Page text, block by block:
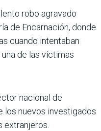
robo agravado
de Encarnación, donde
cuando intentaban
de las víctimas
nacional de
los nuevos investigados
extranjeros.